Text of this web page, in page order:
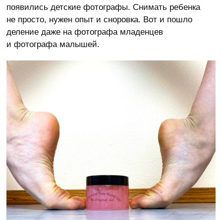
появились детские фотографы. Снимать ребенка
не просто, нужен опыт и сноровка. Вот и пошло
деление даже на фотографа младенцев
и фотографа малышей.